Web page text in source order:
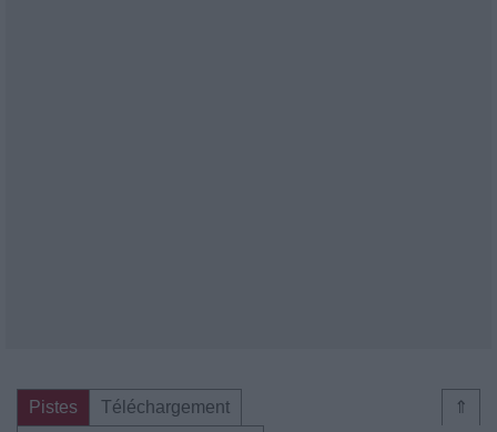
⇑
Pistes
Téléchargement